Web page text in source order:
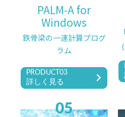
PALM-A for
Windows
鉄骨梁の一連計算プログ
ラム
PRODUCT03
詳しく見る
05